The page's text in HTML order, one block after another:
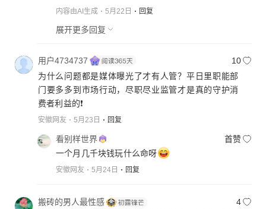
内容由AI生成 5月22日 回复
展开更多回复
用户4734737
10
为什么问题都是媒体曝光了才有人管？平日里职能部
门要多多到市场行动，尽职尽业监管才是真的守护消
费者利益的❗
安徽网友 5月23日 回复
看别样世界
首赞
一个月几千块钱玩什么命呀
安徽网友 5月24日 回复
搬砖的男人最性感
4